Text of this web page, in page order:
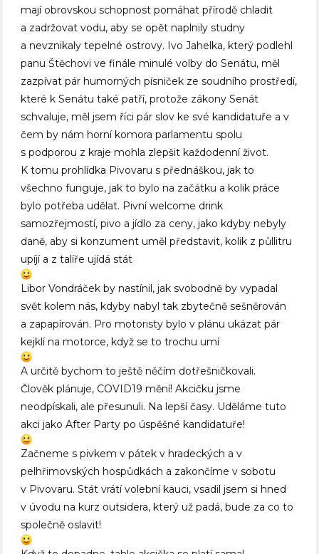
mají obrovskou schopnost pomáhat přírodě chladit
a zadržovat vodu, aby se opět naplnily studny
a nevznikaly tepelné ostrovy. Ivo Jahelka, který podlehl
panu Štěchovi ve finále minulé volby do Senátu, měl
zazpívat pár humorných písniček ze soudního prostředí,
které k Senátu také patří, protože zákony Senát
schvaluje, měl jsem říci pár slov ke své kandidatuře a v
čem by nám horní komora parlamentu spolu
s podporou z kraje mohla zlepšit každodenní život.
K tomu prohlídka Pivovaru s přednáškou, jak to
všechno funguje, jak to bylo na začátku a kolik práce
bylo potřeba udělat. Pivní welcome drink
samozřejmostí, pivo a jídlo za ceny, jako kdyby nebyly
daně, aby si konzument uměl představit, kolik z půllitru
upíjí a z talíře ujídá stát
Libor Vondráček by nastínil, jak svobodně by vypadal
svět kolem nás, kdyby nabyl tak zbytečně sešněrován
a zapapírován. Pro motoristy bylo v plánu ukázat pár
kejklí na motorce, když se to trochu umí
A určitě bychom to ještě něčím dotřešničkovali.
Člověk plánuje, COVID19 mění! Akcičku jsme
neodpískali, ale přesunuli. Na lepší časy. Uděláme tuto
akci jako After Party po úspěšné kandidatuře!
Začneme s pivkem v pátek v hradeckých a v
pelhřimovských hospůdkách a zakončíme v sobotu
v Pivovaru. Stát vrátí volební kauci, vsadil jsem si hned
v úvodu na kurz outsidera, který už padá, bude za co to
společně oslavit!